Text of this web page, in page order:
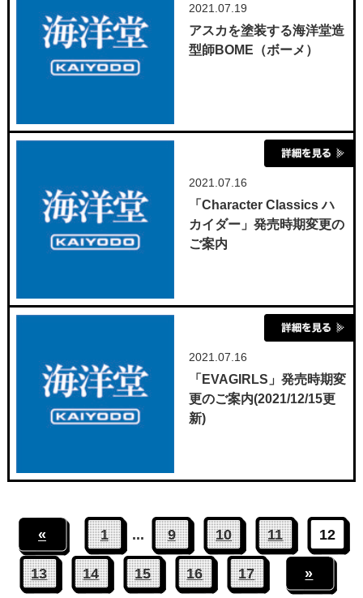
2021.07.19
アスカを塗装する海洋堂造
型師BOME（ボーメ）
2021.07.16
「Character Classics ハ
カイダー」発売時期変更の
ご案内
2021.07.16
「EVAGIRLS」発売時期変
更のご案内(2021/12/15更
新)
« 1 ... 9 10 11 12
13 14 15 16 17 »